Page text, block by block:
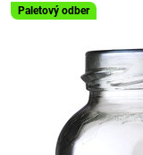
Paletový odber